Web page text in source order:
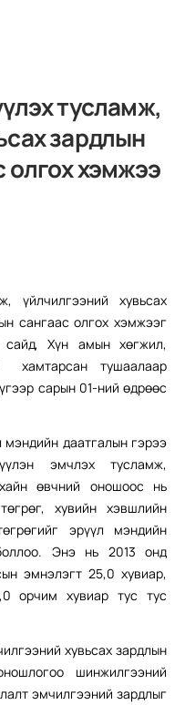
тусламж,
зардлын
олгох хэмжээ
үйлчилгээний хувьсах
сангаас олгох хэмжээг
Хүн амын хөгжил,
хамтарсан тушаалаар
сарын 01-ний өдрөөс
мэндийн даатгалын гэрээ
эмчлэх тусламж,
өвчний оношоос нь
хувийн хэвшлийн
эрүүл мэндийн
Энэ нь 2013 онд
эмнэлэгт 25,0 хувиар,
орчим хувиар тус тус
хувьсах зардлын
шинжилгээний
эмчилгээний зардлыг